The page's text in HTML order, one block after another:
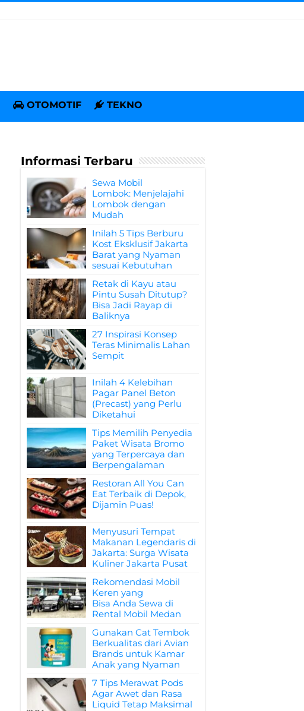
OTOMOTIF TEKNO
Informasi Terbaru
Sewa Mobil
Lombok: Menjelajahi
Lombok dengan
Mudah
Inilah 5 Tips Berburu
Kost Eksklusif Jakarta
Barat yang Nyaman
sesuai Kebutuhan
Retak di Kayu atau
Pintu Susah Ditutup?
Bisa Jadi Rayap di
Baliknya
27 Inspirasi Konsep
Teras Minimalis Lahan
Sempit
Inilah 4 Kelebihan
Pagar Panel Beton
(Precast) yang Perlu
Diketahui
Tips Memilih Penyedia
Paket Wisata Bromo
yang Terpercaya dan
Berpengalaman
Restoran All You Can
Eat Terbaik di Depok,
Dijamin Puas!
Menyusuri Tempat
Makanan Legendaris di
Jakarta: Surga Wisata
Kuliner Jakarta Pusat
Rekomendasi Mobil
Keren yang
Bisa Anda Sewa di
Rental Mobil Medan
Gunakan Cat Tembok
Berkualitas dari Avian
Brands untuk Kamar
Anak yang Nyaman
7 Tips Merawat Pods
Agar Awet dan Rasa
Liquid Tetap Maksimal